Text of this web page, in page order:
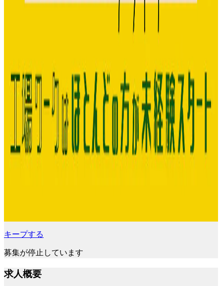
キープする
募集が停止しています
求人概要